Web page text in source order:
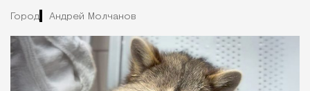
Город Андрей Молчанов